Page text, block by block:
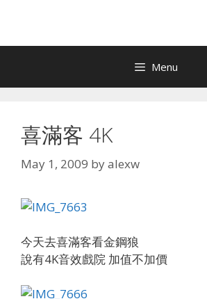
Menu
喜滿客 4K
May 1, 2009 byalexw
今天去喜滿客看金鋼狼
說有4K音效戲院 加值不加價